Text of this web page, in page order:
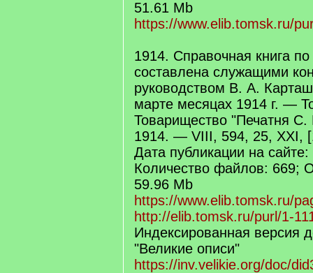
51.61 Mb
https://www.elib.tomsk.ru/
1914. Справочная книга
составлена служащими
руководством В. А.
марте месяцах 1914 г. —
Товарищество "Печатня
1914. — VIII, 594, 25, XXI,
Дата публикации на
Количество файлов: 669;
59.96 Mb
https://www.elib.tomsk.ru/
http://elib.tomsk.ru/purl/1-
Индексированная версия
"Великие описи"
https://inv.velikie.org/doc/